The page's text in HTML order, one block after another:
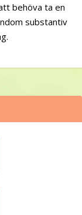
behöva ta en
substantiv